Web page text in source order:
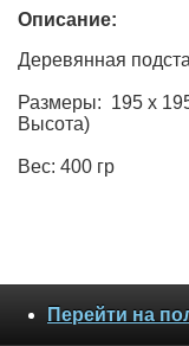
Описание:
Деревянная
Размеры: 195 х
Высота)
Вес: 400 гр
Перейти на